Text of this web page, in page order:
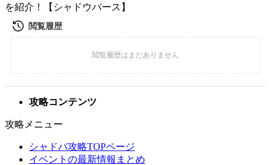
を紹介！【シャドウバース】
攻略コンテンツ
攻略メニュー
シャドバ攻略TOPページ
イベントの最新情報まとめ